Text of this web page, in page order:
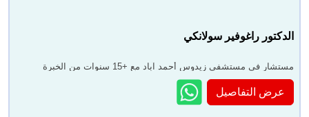
الدكتور راغوفير سولانكي
مستشار في مستشفى زيدوس أحمد آباد مع +15 سنوات من الخبرة
عرض التفاصيل